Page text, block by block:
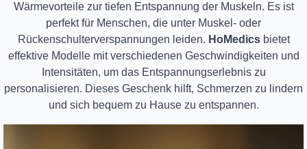
Wärmevorteile zur tiefen Entspannung der Muskeln. Es ist
perfekt für Menschen, die unter Muskel- oder
Rückenschulterverspannungen leiden. HoMedicsbietet
effektive Modelle mit verschiedenen Geschwindigkeiten und
Intensitäten, um das Entspannungserlebnis zu
personalisieren. Dieses Geschenk hilft, Schmerzen zu lindern
und sich bequem zu Hause zu entspannen.